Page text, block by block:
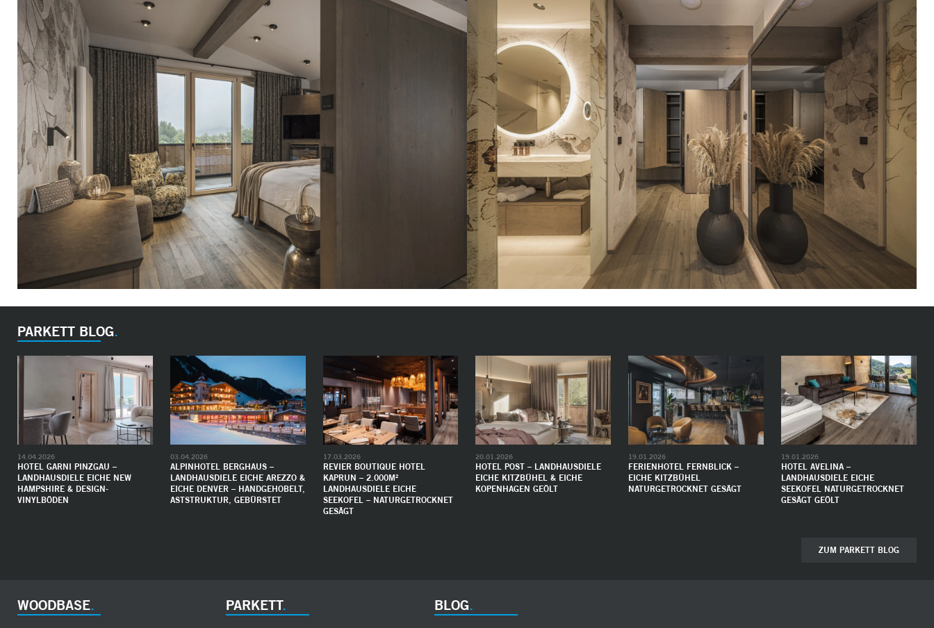
PARKETT BLOG
HOTEL GARNI PINZGAU –
LANDHAUSDIELE EICHE NEW
HAMPSHIRE & DESIGN-
VINYLBÖDEN
14.04.2026
ALPINHOTEL BERGHAUS –
LANDHAUSDIELE EICHE AREZZO &
EICHE DENVER – HANDGEHOBELT,
ASTSTRUKTUR, GEBÜRSTET
03.04.2026
REVIER BOUTIQUE HOTEL
KAPRUN – 2.000M²
LANDHAUSDIELE EICHE
SEEKOFEL – NATURGETROCKNET
GESÄGT
17.03.2026
HOTEL POST – LANDHAUSDIELE
EICHE KITZBÜHEL & EICHE
KOPENHAGEN GEÖLT
20.01.2026
FERIENHOTEL FERNBLICK –
EICHE KITZBÜHEL
NATURGETROCKNET GESÄGT
19.01.2026
HOTEL AVELINA –
LANDHAUSDIELE EICHE
SEEKOFEL NATURGETROCKNET
GESÄGT GEÖLT
19.01.2026
ZUM PARKETT BLOG
WOODBASE PARKETT BLOG